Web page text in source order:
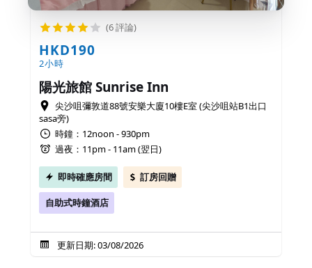
(6 評論)
HKD190
2小時
陽光旅館 Sunrise Inn
尖沙咀彌敦道88號安樂大廈10樓E室 (尖沙咀站B1出口
sasa旁)
時鐘：12noon - 930pm
過夜：11pm - 11am (翌日)
即時確應房間 訂房回贈
自助式時鐘酒店
更新日期: 03/08/2026